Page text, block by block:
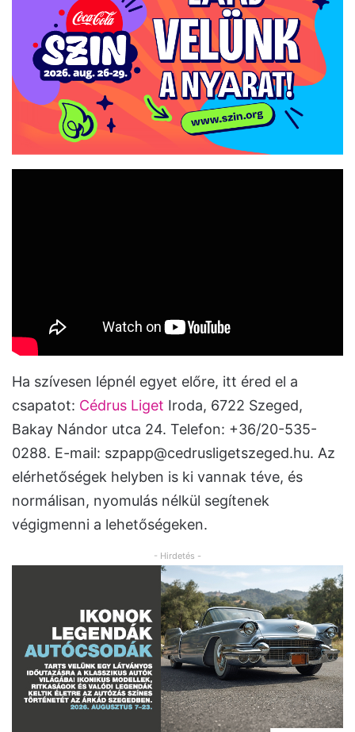
Ha szívesen lépnél egyet előre, itt éred el a
csapatot: Cédrus Liget Iroda, 6722 Szeged,
Bakay Nándor utca 24. Telefon: +36/20-535-
0288. E-mail: szpapp@cedrusligetszeged.hu. Az
elérhetőségek helyben is ki vannak téve, és
normálisan, nyomulás nélkül segítenek
végigmenni a lehetőségeken.
- Hirdetés -